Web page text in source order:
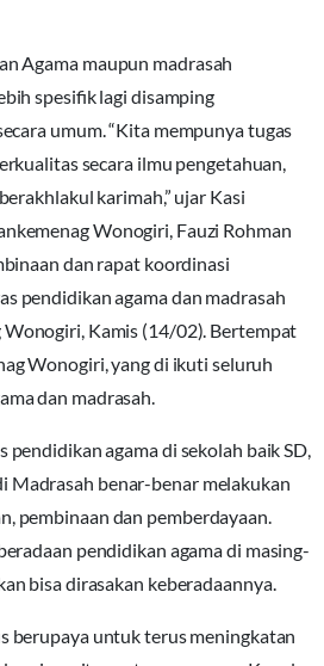
Agama maupun madrasah
spesifik lagi disamping
umum. “Kita mempunya tugas
secara ilmu pengetahuan,
karimah,” ujar Kasi
Wonogiri, Fauzi Rohman
dan rapat koordinasi
pendidikan agama dan madrasah
Kamis (14/02). Bertempat
Wonogiri, yang di ikuti seluruh
dan madrasah.
pendidikan agama di sekolah baik SD,
Madrasah benar-benar melakukan
pembinaan dan pemberdayaan.
pendidikan agama di masing-
bisa dirasakan keberadaannya.
berupaya untuk terus meningkatan